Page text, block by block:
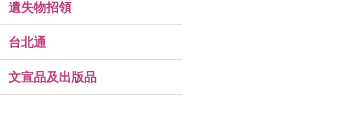
遺失物招領
台北通
文宣品及出版品